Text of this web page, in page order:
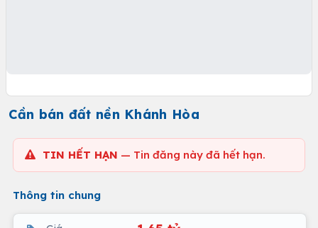
Cần bán đất nền Khánh Hòa
TIN HẾT HẠN — Tin đăng này đã hết hạn.
Thông tin chung